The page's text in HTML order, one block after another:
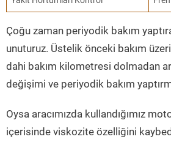
Çoğu zaman periyodik bakım
unuturuz. Üstelik önceki bakım
dahi bakım kilometresi dolmadan
değişimi ve periyodik bakım
Oysa aracımızda kullandığımız
içerisinde viskozite özelliğini